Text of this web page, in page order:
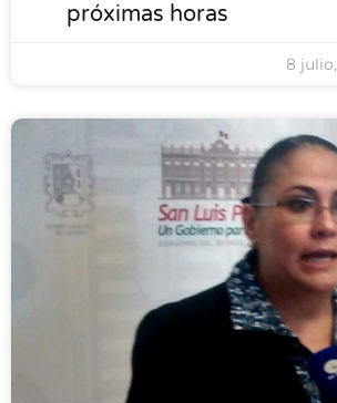
próximas horas
8
LOCALES